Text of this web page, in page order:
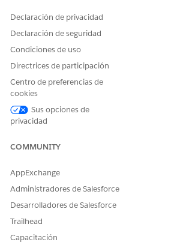
servicio en Consumer Goods Cloud
proporcionar un servicio de primera
acciones rápidas en la consola para
pedidos y precios de clientes, por lo
agentes de servicio a alcanzar sus
incentivos.
CONSULTE TAMBIÉN:
Utilizar su consola de servicio para
¡Háganos saber cómo
Declaración de privacidad
Declaración de seguridad
Condiciones de uso
Directrices de participación
Centro de preferencias de
cookies
Sus opciones de
privacidad
COMMUNITY
AppExchange
Administradores de Salesforce
Desarrolladores de Salesforce
Trailhead
Capacitación